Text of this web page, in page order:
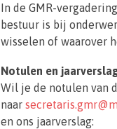
In de GMR-
bestuur is bij
wisselen of waarover
Notulen en
Wil je de notulen van
naar
en ons jaarverslag: